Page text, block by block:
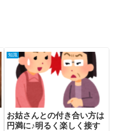
知識
お姑さんとの付き合い方は
円満に♪明るく楽しく接す